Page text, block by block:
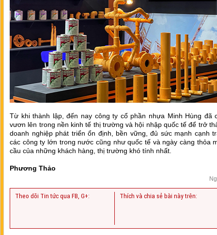
Từ khi thành lập, đến nay công ty cổ phần nhựa Minh Hùng đã
vươn lên trong nền kinh tế thị trường và hội nhập quốc tế để trở
doanh nghiệp phát triển ổn định, bền vững, đủ sức mạnh cạnh
các công ty lớn trong nước cũng như quốc tế và ngày càng thỏa
cầu của những khách hàng, thị trường khó tính nhất.
Phương Thảo
Theo dõi Tin tức qua FB, G+: Thích và chia sẻ bài này trên: